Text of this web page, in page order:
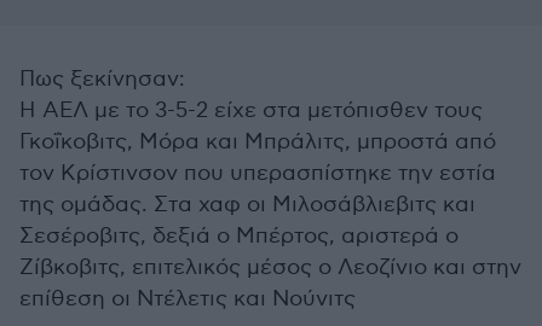
Πως ξεκίνησαν:
Η ΑΕΛ με το 3-5-2 είχε στα μετόπισθεν τους
Γκοΐκοβιτς, Μόρα και Μπράλιτς, μπροστά από
τον Κρίστινσον που υπερασπίστηκε την εστία
της ομάδας. Στα χαφ οι Μιλοσάβλιεβιτς και
Σεσέροβιτς, δεξιά ο Μπέρτος, αριστερά ο
Ζίβκοβιτς, επιτελικός μέσος ο Λεοζίνιο και στην
επίθεση οι Ντέλετις και Νούνιτς